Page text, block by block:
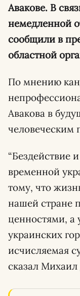
Авакове. В
немедленной
сообщили в
областной
По мнению
Авакова в
человеческим
“Бездействие
временной
тому, что
нашей стране
ценностями, а
украинских
исчисляемая
сказал